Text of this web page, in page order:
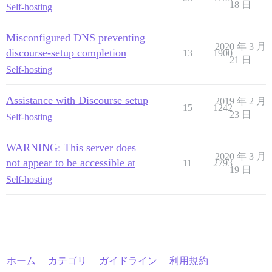
Self-hosting 18 日
Misconfigured DNS preventing
discourse-setup completion
Self-hosting
13 1900
2020 年 3 月
21 日
Assistance with Discourse setup
Self-hosting
15 1242
2019 年 2 月
23 日
WARNING: This server does
not appear to be accessible at
Self-hosting
11 2793
2020 年 3 月
19 日
ホーム カテゴリ ガイドライン 利用規約